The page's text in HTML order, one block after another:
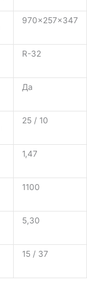
970×257×347
R-32
Да
25 / 10
1,47
1100
5,30
15 / 37